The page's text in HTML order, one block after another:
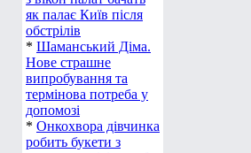
як палає Київ після
обстрілів
* Шаманський Діма.
Нове страшне
випробування та
термінова потреба у
допомозі
* Онкохвора дівчинка
робить букети з